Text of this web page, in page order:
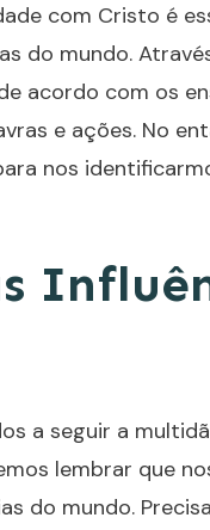
com Cristo é
do mundo.
acordo com os
e ações. No
nos
a seguir a
lembrar que
do mundo.